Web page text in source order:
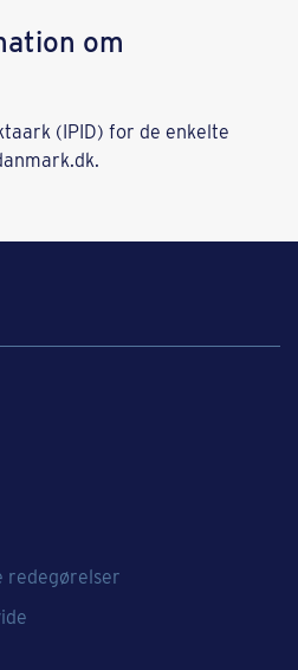
om
(IPID) for de enkelte
redegørelser